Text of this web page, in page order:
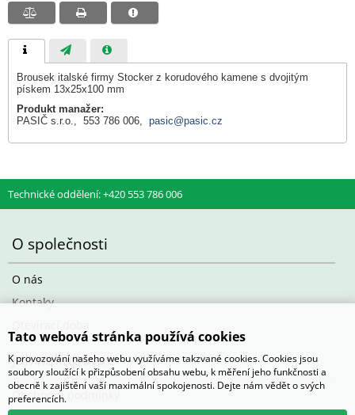
Brousek italské firmy Stocker z korudového kamene s dvojitým
pískem 13x25x100 mm
Produkt manažer:
PASIČ s.r.o., 553 786 006, pasic@pasic.cz
Technické oddělení: +420 553 786 006
O společnosti
O nás
Kontaky
Jak nakupovat
Obchodní podmínky
Tato webová stránka používá cookies
K provozování našeho webu využíváme takzvané cookies. Cookies jsou
soubory sloužící k přizpůsobení obsahu webu, k měření jeho funkčnosti a
obecně k zajištění vaší maximální spokojenosti. Dejte nám vědět o svých
preferencích.